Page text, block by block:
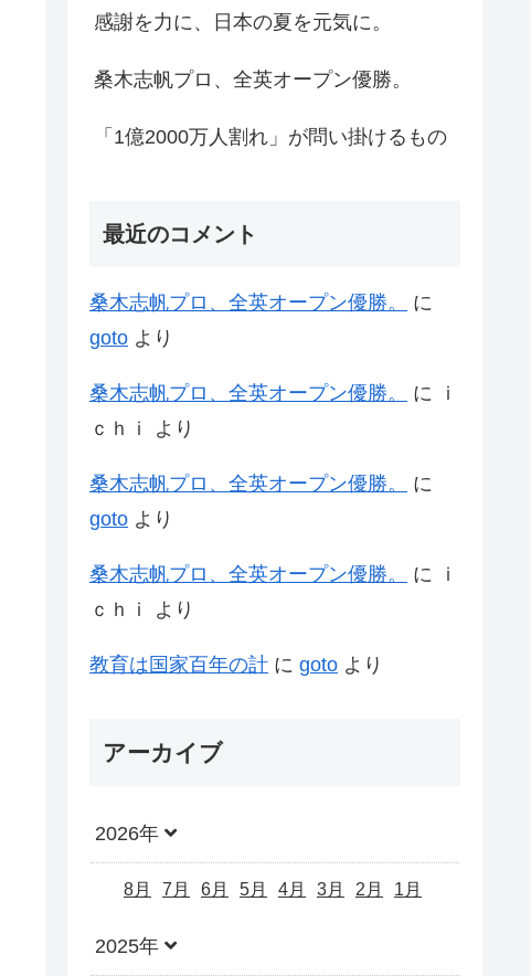
感謝を力に、日本の夏を元気に。
桑木志帆プロ、全英オープン優勝。
「1億2000万人割れ」が問い掛けるもの
最近のコメント
桑木志帆プロ、全英オープン優勝。
に
goto より
桑木志帆プロ、全英オープン優勝。 に
ｉ
ｃｈｉ
より
桑木志帆プロ、全英オープン優勝。
に
goto より
桑木志帆プロ、全英オープン優勝。 に
ｉ
ｃｈｉ
より
教育は国家百年の計 に goto より
アーカイブ
2026年
8月 7月 6月 5月 4月 3月 2月 1月
2025年